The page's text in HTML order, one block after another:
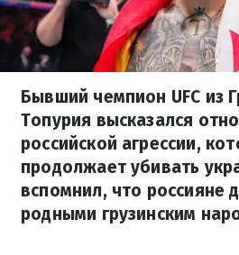
Бывший чемпион UFC из
Топурия высказался
российской агрессии,
продолжает убивать
вспомнил, что россияне
родными грузинским